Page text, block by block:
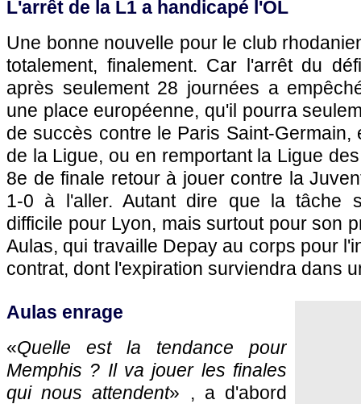
L'arrêt de la L1 a handicapé l'OL
Une bonne nouvelle pour le club
totalement, finalement. Car l'arrêt du
après seulement 28 journées a
une place européenne, qu'il pourra
de succès contre le Paris Saint-Germain,
de la Ligue, ou en remportant la Ligue
8e de finale retour à jouer contre la
1-0 à l'aller. Autant dire que la tâche
difficile pour Lyon, mais surtout pour son
Aulas, qui travaille Depay au corps pour
contrat, dont l'expiration surviendra dans
Aulas enrage
«Quelle est la tendance pour
Memphis ? Il va jouer les finales
qui nous attendent» , a d'abord